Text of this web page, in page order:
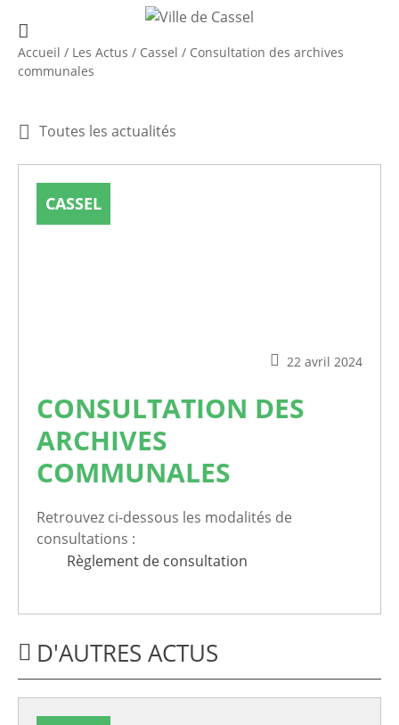
Accueil / Les Actus / Cassel / Consultation des archives
communales
Toutes les actualités
CASSEL
22 avril 2024
CONSULTATION DES
ARCHIVES
COMMUNALES
Retrouvez ci-dessous les modalités de
consultations :
Règlement de consultation
D'AUTRES ACTUS